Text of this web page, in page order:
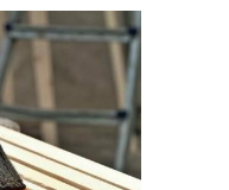
Антисептик для сруба
Антисептики по типу